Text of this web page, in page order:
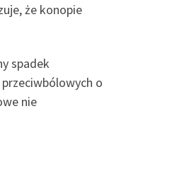
że konopie
spadek
o
nie